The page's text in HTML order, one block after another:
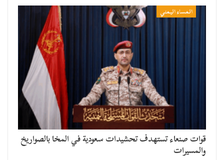
المساء اليمني
قوات صنعاء تستهدف تحشيدات سعودية في المخا بالصواريخ
والمسيرات